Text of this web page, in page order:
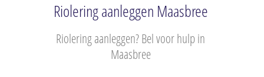
Riolering aanleggen Maasbree
Riolering aanleggen? Bel voor hulp in
Maasbree